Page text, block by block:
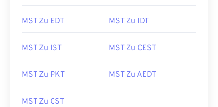
MST Zu EDT MST Zu IDT
MST Zu IST MST Zu CEST
MST Zu PKT MST Zu AEDT
MST Zu CST